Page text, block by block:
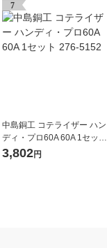
7
中島銅工 コテライザー ハン
ディ・プロ60A 60A 1セット
276-5152
3,802円